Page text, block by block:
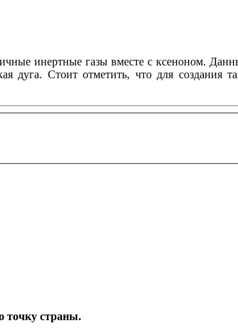
инертные газы вместе с ксеноном.
дуга. Стоит отметить, что для создания
точку страны.